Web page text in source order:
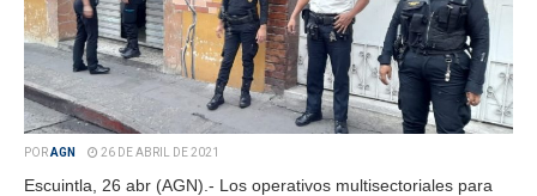
PORAGN 26 DE ABRIL DE 2021
Escuintla, 26 abr (AGN).- Los operativos multisectoriales para